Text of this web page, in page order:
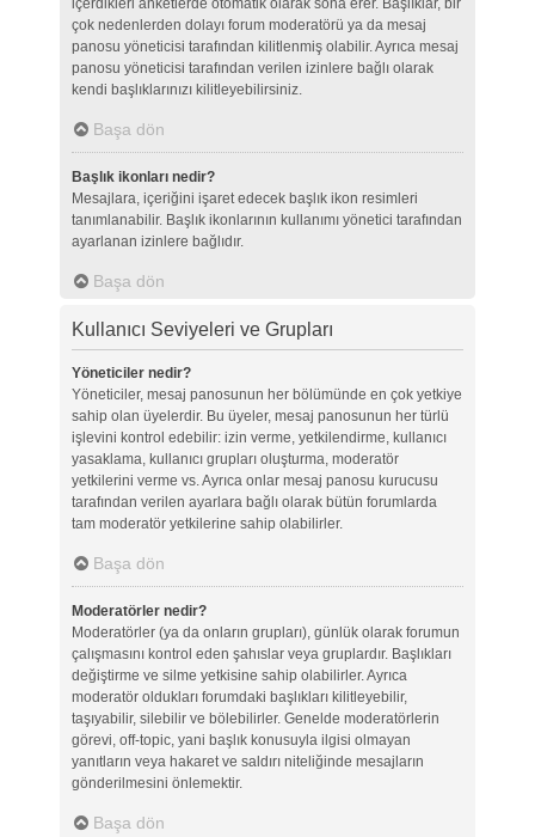
içerdikleri anketlerde otomatik olarak sona erer. Başlıklar, bir
çok nedenlerden dolayı forum moderatörü ya da mesaj
panosu yöneticisi tarafından kilitlenmiş olabilir. Ayrıca mesaj
panosu yöneticisi tarafından verilen izinlere bağlı olarak
kendi başlıklarınızı kilitleyebilirsiniz.
Başa dön
Başlık ikonları nedir?
Mesajlara, içeriğini işaret edecek başlık ikon resimleri
tanımlanabilir. Başlık ikonlarının kullanımı yönetici tarafından
ayarlanan izinlere bağlıdır.
Başa dön
Kullanıcı Seviyeleri ve Grupları
Yöneticiler nedir?
Yöneticiler, mesaj panosunun her bölümünde en çok yetkiye
sahip olan üyelerdir. Bu üyeler, mesaj panosunun her türlü
işlevini kontrol edebilir: izin verme, yetkilendirme, kullanıcı
yasaklama, kullanıcı grupları oluşturma, moderatör
yetkilerini verme vs. Ayrıca onlar mesaj panosu kurucusu
tarafından verilen ayarlara bağlı olarak bütün forumlarda
tam moderatör yetkilerine sahip olabilirler.
Başa dön
Moderatörler nedir?
Moderatörler (ya da onların grupları), günlük olarak forumun
çalışmasını kontrol eden şahıslar veya gruplardır. Başlıkları
değiştirme ve silme yetkisine sahip olabilirler. Ayrıca
moderatör oldukları forumdaki başlıkları kilitleyebilir,
taşıyabilir, silebilir ve bölebilirler. Genelde moderatörlerin
görevi, off-topic, yani başlık konusuyla ilgisi olmayan
yanıtların veya hakaret ve saldırı niteliğinde mesajların
gönderilmesini önlemektir.
Başa dön